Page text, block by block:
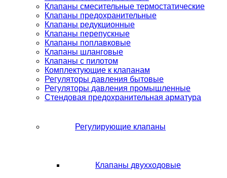
Клапаны смесительные термостатические
Клапаны предохранительные
Клапаны редукционные
Клапаны перепускные
Клапаны поплавковые
Клапаны шланговые
Клапаны с пилотом
Комплектующие к клапанам
Регуляторы давления бытовые
Регуляторы давления промышленные
Стендовая предохранительная арматура
Регулирующие клапаны
Клапаны двухходовые